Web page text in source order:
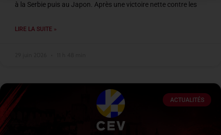
à la Serbie puis au Japon. Après une victoire nette contre les
LIRE LA SUITE »
ACTUALITÉS